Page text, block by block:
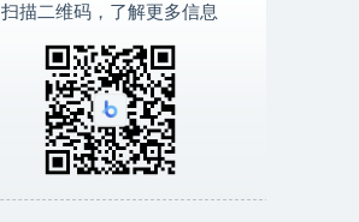
扫描二维码，了解更多信息